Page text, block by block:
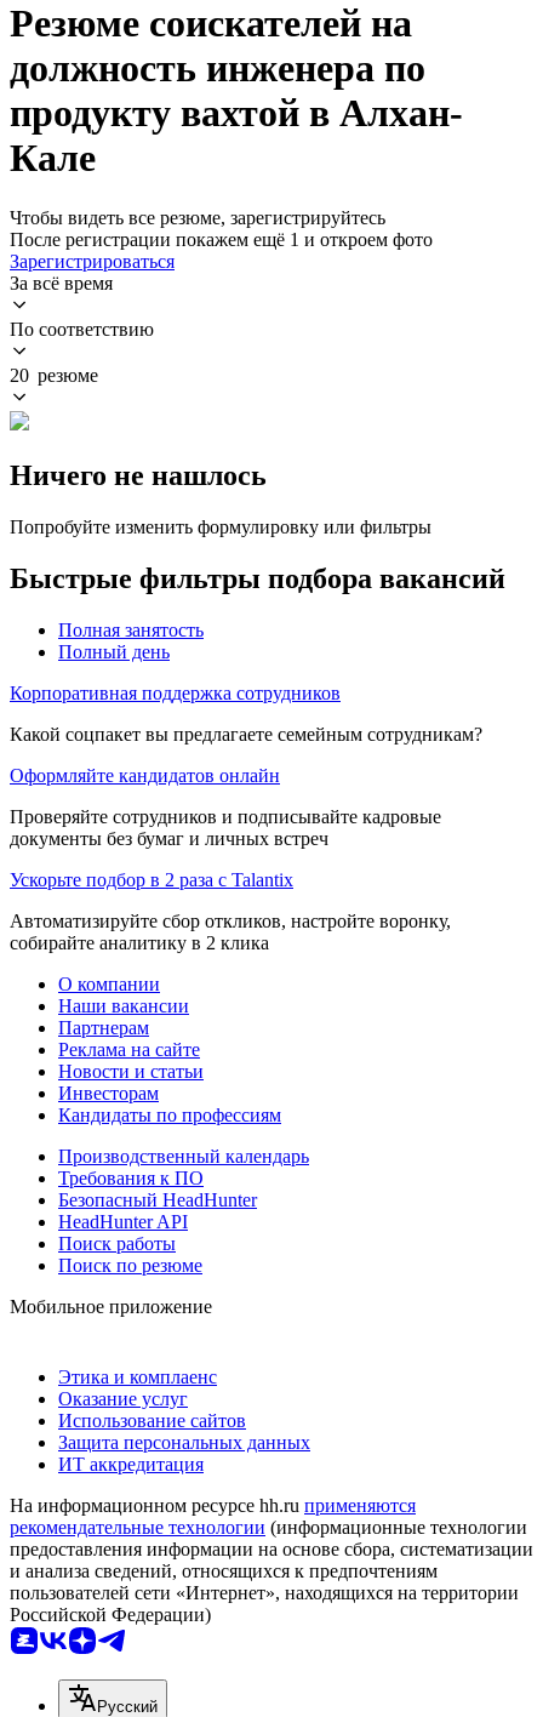
Резюме соискателей на
должность инженера по
продукту вахтой в Алхан-
Кале
Чтобы видеть все резюме, зарегистрируйтесь
После регистрации покажем ещё 1 и откроем фото
Зарегистрироваться
За всё время
По соответствию
20 резюме
Ничего не нашлось
Попробуйте изменить формулировку или фильтры
Быстрые фильтры подбора вакансий
Полная занятость
Полный день
Корпоративная поддержка сотрудников
Какой соцпакет вы предлагаете семейным сотрудникам?
Оформляйте кандидатов онлайн
Проверяйте сотрудников и подписывайте кадровые
документы без бумаг и личных встреч
Ускорьте подбор в 2 раза с Talantix
Автоматизируйте сбор откликов, настройте воронку,
собирайте аналитику в 2 клика
О компании
Наши вакансии
Партнерам
Реклама на сайте
Новости и статьи
Инвесторам
Кандидаты по профессиям
Производственный календарь
Требования к ПО
Безопасный HeadHunter
HeadHunter API
Поиск работы
Поиск по резюме
Мобильное приложение
Этика и комплаенс
Оказание услуг
Использование сайтов
Защита персональных данных
ИТ аккредитация
На информационном ресурсе hh.ru применяются
рекомендательные технологии (информационные технологии
предоставления информации на основе сбора, систематизации
и анализа сведений, относящихся к предпочтениям
пользователей сети «Интернет», находящихся на территории
Российской Федерации)
Русский